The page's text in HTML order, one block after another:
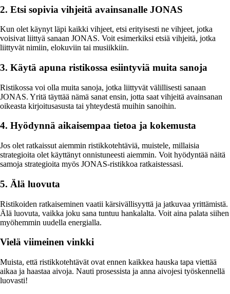
2. Etsi sopivia vihjeitä avainsanalle JONAS
Kun olet käynyt läpi kaikki vihjeet, etsi erityisesti ne vihjeet, jotka
voisivat liittyä sanaan JONAS. Voit esimerkiksi etsiä vihjeitä, jotka
liittyvät nimiin, elokuviin tai musiikkiin.
3. Käytä apuna ristikossa esiintyviä muita sanoja
Ristikossa voi olla muita sanoja, jotka liittyvät välillisesti sanaan
JONAS. Yritä täyttää nämä sanat ensin, jotta saat vihjeitä avainsanan
oikeasta kirjoitusasusta tai yhteydestä muihin sanoihin.
4. Hyödynnä aikaisempaa tietoa ja kokemusta
Jos olet ratkaissut aiemmin ristikkotehtäviä, muistele, millaisia
strategioita olet käyttänyt onnistuneesti aiemmin. Voit hyödyntää näitä
samoja strategioita myös JONAS-ristikkoa ratkaistessasi.
5. Älä luovuta
Ristikoiden ratkaiseminen vaatii kärsivällisyyttä ja jatkuvaa yrittämistä.
Älä luovuta, vaikka joku sana tuntuu hankalalta. Voit aina palata siihen
myöhemmin uudella energialla.
Vielä viimeinen vinkki
Muista, että ristikkotehtävät ovat ennen kaikkea hauska tapa viettää
aikaa ja haastaa aivoja. Nauti prosessista ja anna aivojesi työskennellä
luovasti!